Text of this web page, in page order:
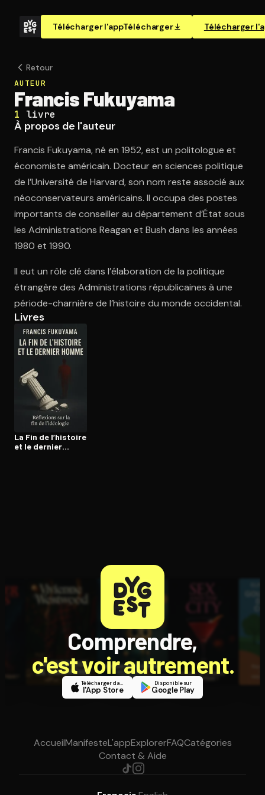
Télécharger l'appTélécharger Télécharger
Ouvre l'app Appareil photo, pointe sur le code. C'est gratuit à
Retour
AUTEUR
Francis Fukuyama
1 livre
À propos de l'auteur
Francis Fukuyama, né en 1952, est un politologue et
économiste américain. Docteur en sciences politique
de l’Université de Harvard, son nom reste associé aux
néoconservateurs américains. Il occupa des postes
importants de conseiller au département d’État sous
les Administrations Reagan et Bush dans les années
1980 et 1990.
Il eut un rôle clé dans l’élaboration de la politique
étrangère des Administrations républicaines à une
période-charnière de l’histoire du monde occidental.
Livres
La Fin de l’histoire
et le dernier
Comprendre,
c'est voir autrement.
Télécharger dans
l'App Store
Disponible sur
Google Play
AccueilManifesteL'appExplorerFAQCatégories
Contact & Aide